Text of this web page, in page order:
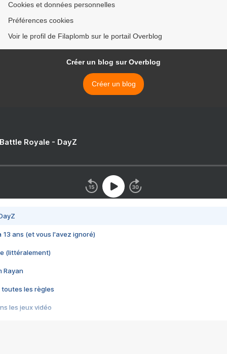
Cookies et données personnelles
Préférences cookies
Voir le profil de Filaplomb sur le portail Overblog
Créer un blog sur Overblog
Créer un blog
Royale - DayZ
13 ans (et vous l'avez ignoré)
(littéralement)
Rayan
toutes les règles
les jeux vidéo